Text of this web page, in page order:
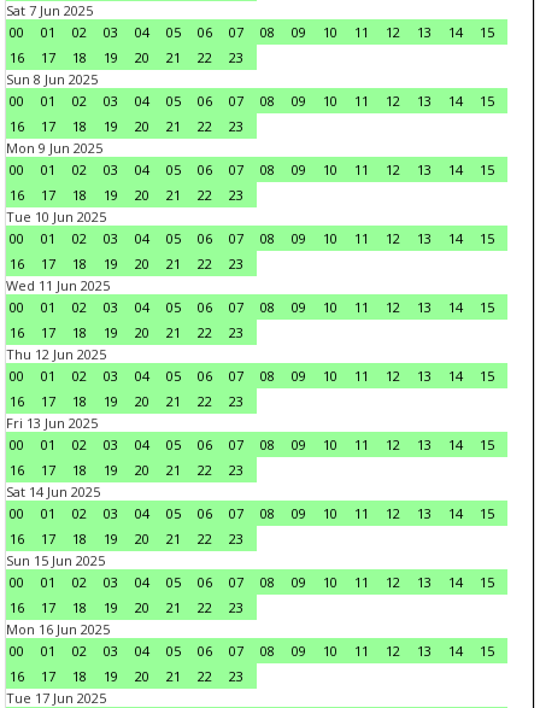
Sat 7 Jun 2025
00
01 02 03 04 05 06 07 08 09 10 11 12 13 14
15
16
17 18 19 20 21 22
23
Sun 8 Jun 2025
00
01 02 03 04 05 06 07 08 09 10 11 12 13 14
15
16
17 18 19 20 21 22
23
Mon 9 Jun 2025
00
01 02 03 04 05 06 07 08 09 10 11 12 13 14
15
16
17 18 19 20 21 22
23
Tue 10 Jun 2025
00
01 02 03 04 05 06 07 08 09 10 11 12 13 14
15
16
17 18 19 20 21 22
23
Wed 11 Jun 2025
00
01 02 03 04 05 06 07 08 09 10 11 12 13 14
15
16
17 18 19 20 21 22
23
Thu 12 Jun 2025
00
01 02 03 04 05 06 07 08 09 10 11 12 13 14
15
16
17 18 19 20 21 22
23
Fri 13 Jun 2025
00
01 02 03 04 05 06 07 08 09 10 11 12 13 14
15
16
17 18 19 20 21 22
23
Sat 14 Jun 2025
00
01 02 03 04 05 06 07 08 09 10 11 12 13 14
15
16
17 18 19 20 21 22
23
Sun 15 Jun 2025
00
01 02 03 04 05 06 07 08 09 10 11 12 13 14
15
16
17 18 19 20 21 22
23
Mon 16 Jun 2025
00
01 02 03 04 05 06 07 08 09 10 11 12 13 14
15
16
17 18 19 20 21 22
23
Tue 17 Jun 2025